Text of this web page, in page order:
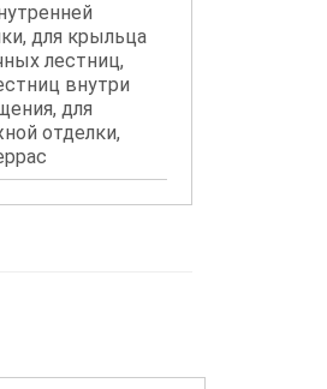
для крыльца
лестниц,
внутри
для
отделки,